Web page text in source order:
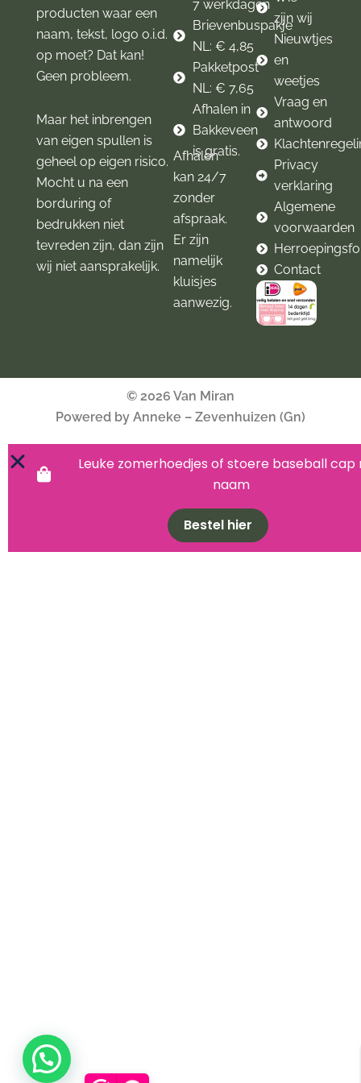
producten waar een
naam, tekst, logo o.i.d.
op moet? Dat kan!
Geen probleem.
Maar het inbrengen
van eigen spullen is
geheel op eigen risico.
Mocht u na een
borduring of
bedrukken niet
tevreden zijn, dan zijn
wij niet aansprakelijk.
7 werkdagen
Brievenbuspakje
NL: € 4,85
Pakketpost
NL: € 7,65
Afhalen in
Bakkeveen
is gratis.
Afhalen
kan 24/7
zonder
afspraak.
Er zijn
namelijk
kluisjes
aanwezig.
zijn wij
Nieuwtjes
en
weetjes
Vraag en
antwoord
Privacy
verklaring
Algemene
voorwaarden
Contact
© 2026 Van Miran
Powered by Anneke – Zevenhuizen (Gn)
Leuke zomerhoedjes of stoere baseball cap
naam
Bestel hier